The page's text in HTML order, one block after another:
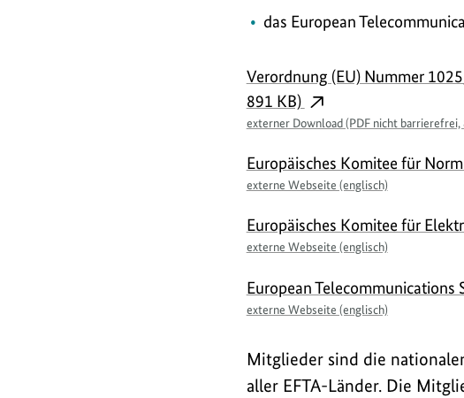
das European
externe
Links
Verordnung (EU) Nummer
891 KB)
externer Download (PDF nicht barrierefrei,
Europäisches Komitee für
externe Webseite (englisch)
Europäisches Komitee für
externe Webseite (englisch)
European
externe Webseite (englisch)
Mitglieder sind die
aller EFTA-Länder. Die